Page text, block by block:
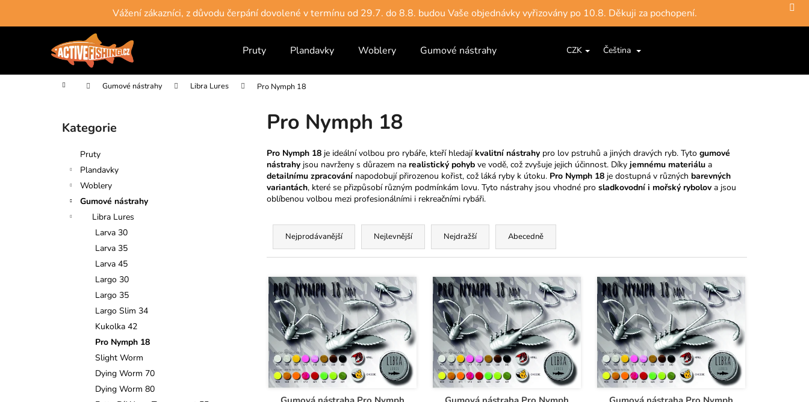
obsah
Vážení zákazníci, z důvodu čerpání dovolené v termínu od 29.7. do 8.8. budou Vaše objednávky vyřizovány po 10.8. Děkuji za pochopení.
Pruty Plandavky Woblery Gumové nástrahy Vlasce a šňůry Jigové hlavičky, háčky
CZK Čeština
Přihlášení
košík
Domů Gumové nástrahy Libra Lures Pro Nymph 18
Přeskočit
kategorie
Kategorie
Pruty
Plandavky
Woblery
Gumové nástrahy
Libra Lures
Larva 30
Larva 35
Larva 45
Largo 30
Largo 35
Largo Slim 34
Kukolka 42
Pro Nymph 18
Slight Worm
Dying Worm 70
Dying Worm 80
Pro Nymph 18
Pro Nymph 18 je ideální volbou pro rybáře, kteří hledajíkvalitní nástrahy pro lov pstruhů a jiných dravých ryb. Tyto gumové
nástrahy jsou navrženy s důrazem na realistický pohyb ve vodě, což zvyšuje jejich účinnost. Díky jemnému materiálu a
detailnímu zpracování napodobují přirozenou kořist, což láká ryby k útoku. Pro Nymph 18 je dostupná v různých barevných
variantách, které se přizpůsobí různým podmínkám lovu. Tyto nástrahy jsou vhodné pro sladkovodní i mořský rybolov a jsou
oblíbenou volbou mezi profesionálními i rekreačními rybáři.
Ř
z
n
í
p
r
o
d
u
Nejprodávanější Nejlevnější Nejdražší Abecedně
V
ý
p
i
s
p
r
o
o
k
Zpět
Zpět
Doporučujeme